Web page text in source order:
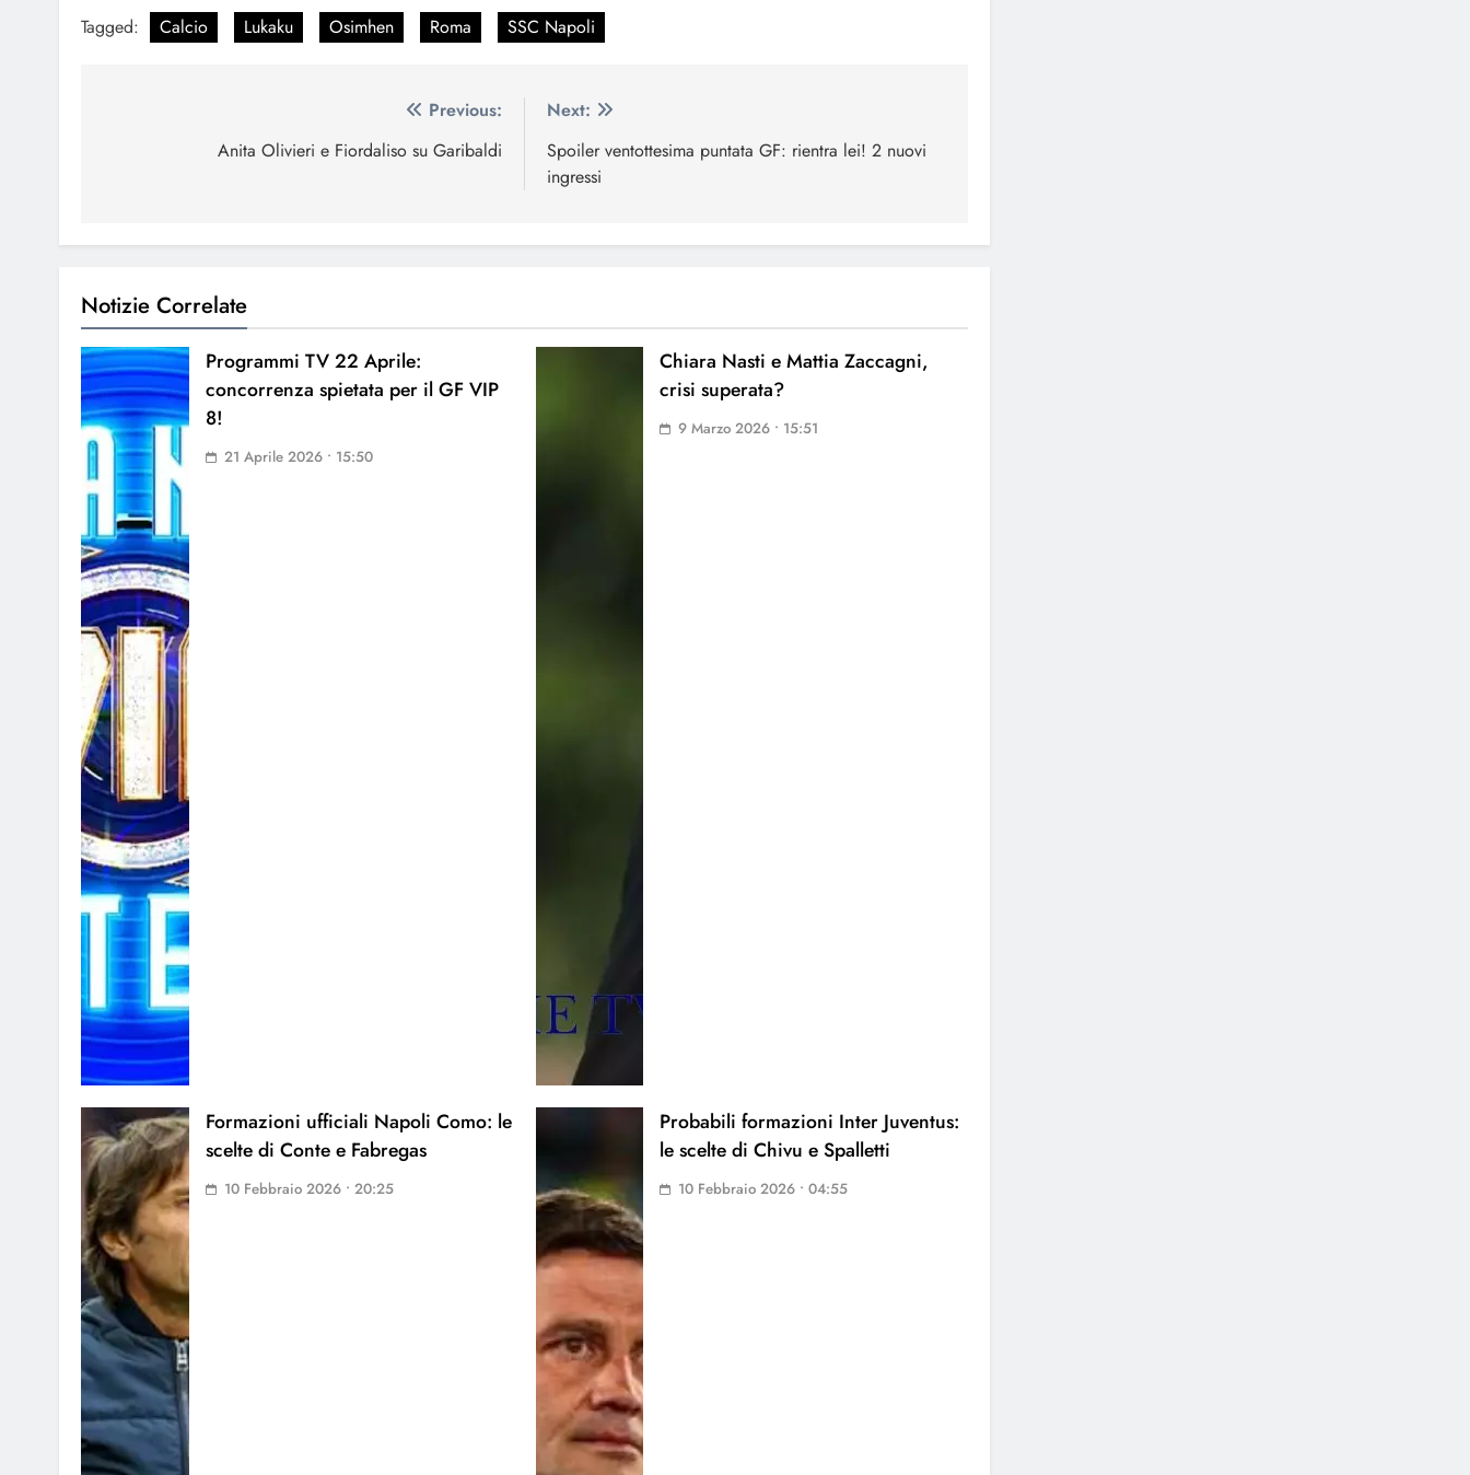
Tagged: Calcio Lukaku Osimhen Roma SSC Napoli
Previous:
Anita Olivieri e Fiordaliso su Garibaldi
Next:
Spoiler ventottesima puntata GF: rientra lei! 2 nuovi
ingressi
Notizie Correlate
Programmi TV 22 Aprile:
concorrenza spietata per il GF VIP
8!
21 Aprile 2026 • 15:50
Chiara Nasti e Mattia Zaccagni,
crisi superata?
9 Marzo 2026 • 15:51
Formazioni ufficiali Napoli Como: le
scelte di Conte e Fabregas
10 Febbraio 2026 • 20:25
Probabili formazioni Inter Juventus:
le scelte di Chivu e Spalletti
10 Febbraio 2026 • 04:55